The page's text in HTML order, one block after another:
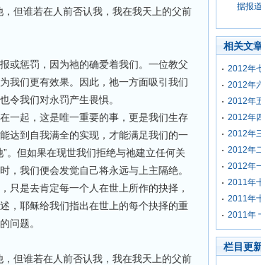
但谁若在人前否认我，我在我天上的父前
或惩罚，因为祂的确爱着我们。一位教父
我们更有效果。因此，祂一方面吸引我们
令我们对永罚产生畏惧。
一起，这是唯一重要的事，更是我们生存
达到自我满全的实现，才能满足我们的一
。但如果在现世我们拒绝与祂建立任何关
，我们便会发觉自己将永远与上主隔绝。
只是去肯定每一个人在世上所作的抉择，
，耶稣给我们指出在世上的每个抉择的重
问题。
但谁若在人前否认我，我在我天上的父前
据报
相关文
2012年
2012年
2012年
2012年
2012年
2012年
2012年
2011年
2011年
2011年
栏目更